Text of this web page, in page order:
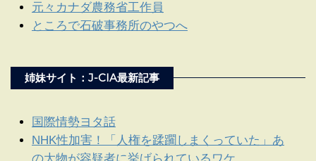
元々カナダ農務省工作員
ところで石破事務所のやつへ
姉妹サイト：J-CIA最新記事
国際情勢ヨタ話
NHK性加害！「人権を蹂躙しまくっていた」あ